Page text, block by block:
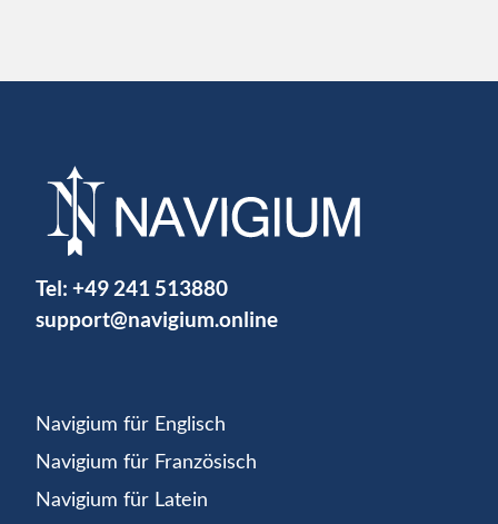
Tel: +49 241 513880
support@navigium.online
Navigium für Englisch
Navigium für Französisch
Navigium für Latein